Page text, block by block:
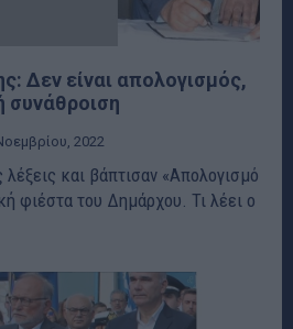
Δεν είναι απολογισμός,
συνάθροιση
2022
λέξεις και βάπτισαν «Απολογισμό
φιέστα του Δημάρχου. Τι λέει ο